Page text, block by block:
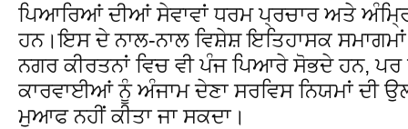
ਪਿਆਰਿਆਂ ਦੀਆਂ ਸੇਵਾਵਾਂ ਧਰਮ ਪ੍ਰਚਾਰ ਅਤੇ
ਹਨ।ਇਸ ਦੇ ਨਾਲ-ਨਾਲ ਵਿਸ਼ੇਸ਼ ਇਤਿਹਾਸਕ
ਨਗਰ ਕੀਰਤਨਾਂ ਵਿਚ ਵੀ ਪੰਜ ਪਿਆਰੇ ਸੋਭਦੇ ਹਨ,
ਕਾਰਵਾਈਆਂ ਨੂੰ ਅੰਜਾਮ ਦੇਣਾ ਸਰਵਿਸ ਨਿਯਮਾਂ ਦੀ
ਮੁਆਫ ਨਹੀਂ ਕੀਤਾ ਜਾ ਸਕਦਾ।